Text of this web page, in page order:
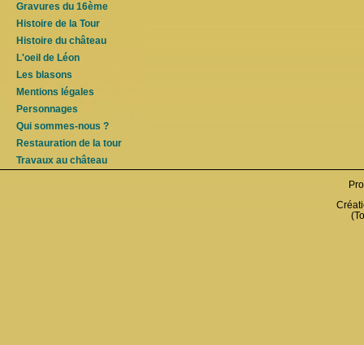
Gravures du 16ème
Histoire de la Tour
Histoire du château
L'oeil de Léon
Les blasons
Mentions légales
Personnages
Qui sommes-nous ?
Restauration de la tour
Travaux au château